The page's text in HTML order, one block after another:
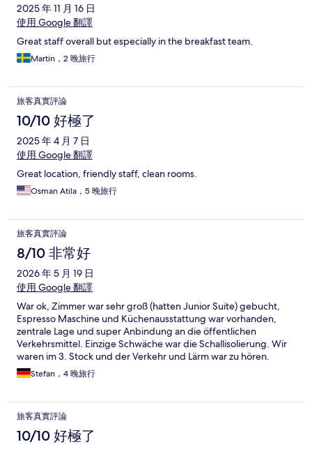
2025 年 11 月 16 日
使用 Google 翻譯
Great staff overall but especially in the breakfast team.
Martin，2 晚旅行
旅客真實評論
10/10 好極了
2025 年 4 月 7 日
使用 Google 翻譯
Great location, friendly staff, clean rooms.
Osman Atila，5 晚旅行
旅客真實評論
8/10 非常好
2026 年 5 月 19 日
使用 Google 翻譯
War ok, Zimmer war sehr groß (hatten Junior Suite) gebucht,
Espresso Maschine und Küchenausstattung war vorhanden,
zentrale Lage und super Anbindung an die öffentlichen
Verkehrsmittel. Einzige Schwäche war die Schallisolierung. Wir
waren im 3. Stock und der Verkehr und Lärm war zu hören.
Stefan，4 晚旅行
旅客真實評論
10/10 好極了